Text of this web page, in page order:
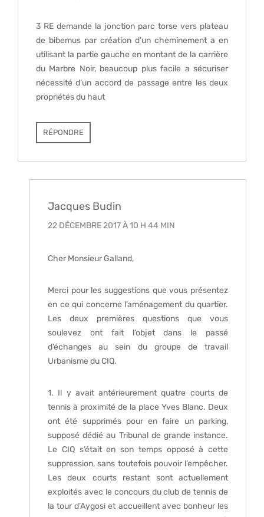
3 RE demande la jonction parc torse vers plateau
de bibemus par création d’un cheminement a en
utilisant la partie gauche en montant de la carrière
du Marbre Noir, beaucoup plus facile a sécuriser
nécessité d’un accord de passage entre les deux
propriétés du haut
RÉPONDRE
Jacques Budin
22 DÉCEMBRE 2017 À 10 H 44 MIN
Cher Monsieur Galland,
Merci pour les suggestions que vous présentez
en ce qui concerne l’aménagement du quartier.
Les deux premières questions que vous
soulevez ont fait l’objet dans le passé
d’échanges au sein du groupe de travail
Urbanisme du CIQ.
1. Il y avait antérieurement quatre courts de
tennis à proximité de la place Yves Blanc. Deux
ont été supprimés pour en faire un parking,
supposé dédié au Tribunal de grande instance.
Le CIQ s’était en son temps opposé à cette
suppression, sans toutefois pouvoir l’empêcher.
Les deux courts restant sont actuellement
exploités avec le concours du club de tennis de
la tour d’Aygosi et accueillent avec bonheur les